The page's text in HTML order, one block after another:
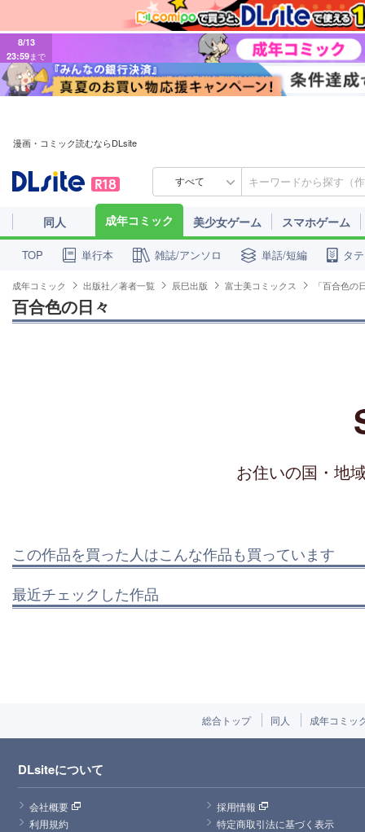
8/13
23:59まで
漫画・コミック読むならDLsite
すべて
同人 成年コミック 美少女ゲーム スマホゲーム
TOP 単行本 雑誌/アンソロ 単話/短編 タ
成年コミック 出版社／著者一覧 辰巳出版 富士美コミックス 「百合色の
百合色の日々
お住いの国・地
この作品を買った人はこんな作品も買っています
最近チェックした作品
総合トップ 同人 成年コミッ
DLsiteについて
会社概要
採用情報
利用規約
特定商取引法に基づく表示